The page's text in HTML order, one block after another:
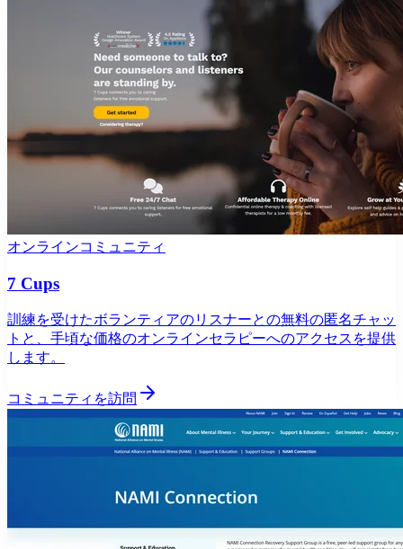
オンラインコミュニティ
7 Cups
訓練を受けたボランティアのリスナーとの無料の匿名チャッ
トと、手頃な価格のオンラインセラピーへのアクセスを提供
します。
コミュニティを訪問